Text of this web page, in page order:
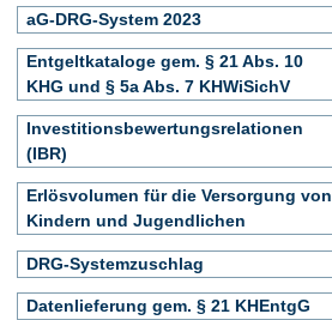
aG-DRG-System 2023
Entgeltkataloge gem. § 21 Abs. 10
KHG und § 5a Abs. 7 KHWiSichV
Investitionsbewertungsrelationen
(IBR)
Erlösvolumen für die Versorgung von
Kindern und Jugendlichen
DRG-Systemzuschlag
Datenlieferung gem. § 21 KHEntgG